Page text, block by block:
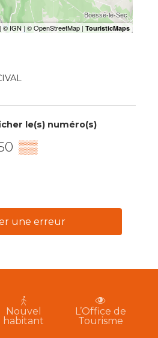
le(s) numéro(s)
▒▒
une erreur
Nouvel
habitant
L’Office de
Tourisme